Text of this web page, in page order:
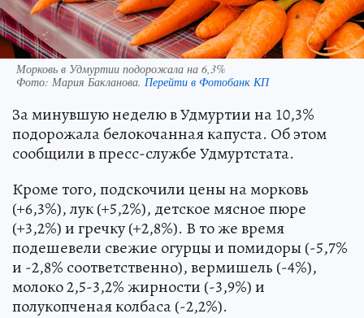
Морковь в Удмуртии подорожала на 6,3%
Фото: Мария Бакланова. Перейти в Фотобанк КП
За минувшую неделю в Удмуртии на 10,3%
подорожала белокочанная капуста. Об этом
сообщили в пресс-службе Удмуртстата.
Кроме того, подскочили цены на морковь
(+6,3%), лук (+5,2%), детское мясное пюре
(+3,2%) и гречку (+2,8%). В то же время
подешевели свежие огурцы и помидоры (-5,7%
и -2,8% соответственно), вермишель (-4%),
молоко 2,5-3,2% жирности (-3,9%) и
полукопченая колбаса (-2,2%).